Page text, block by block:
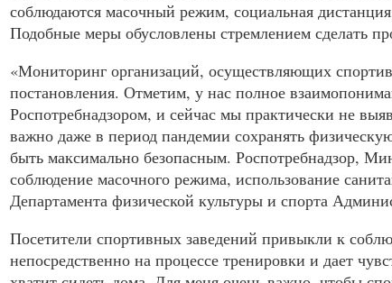
соблюдаются масочный режим, социальная
Подобные меры обусловлены стремлением сделать
«Мониторинг организаций, осуществляющих
постановления. Отметим, у нас полное
Роспотребнадзором, и сейчас мы практически не
важно даже в период пандемии сохранять
быть максимально безопасным. Роспотребнадзор,
соблюдение масочного режима, использование
Департамента физической культуры и спорта
Посетители спортивных заведений привыкли к
непосредственно на процессе тренировки и дает